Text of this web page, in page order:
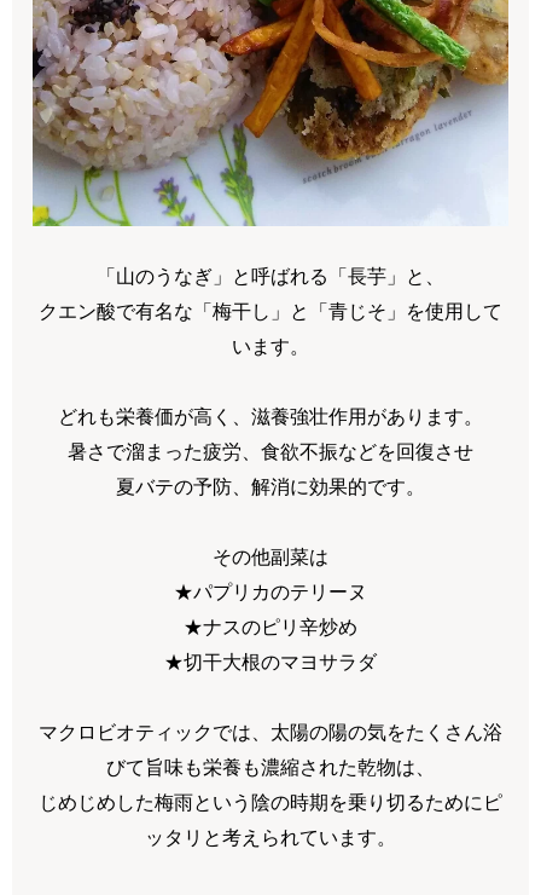
「山のうなぎ」と呼ばれる「長芋」と、
クエン酸で有名な「梅干し」と「青じそ」を使用して
います。
どれも栄養価が高く、滋養強壮作用があります。
暑さで溜まった疲労、食欲不振などを回復させ
夏バテの予防、解消に効果的です。
その他副菜は
★パプリカのテリーヌ
★ナスのピリ辛炒め
★切干大根のマヨサラダ
マクロビオティックでは、太陽の陽の気をたくさん浴
びて旨味も栄養も濃縮された乾物は、
じめじめした梅雨という陰の時期を乗り切るためにピ
ッタリと考えられています。